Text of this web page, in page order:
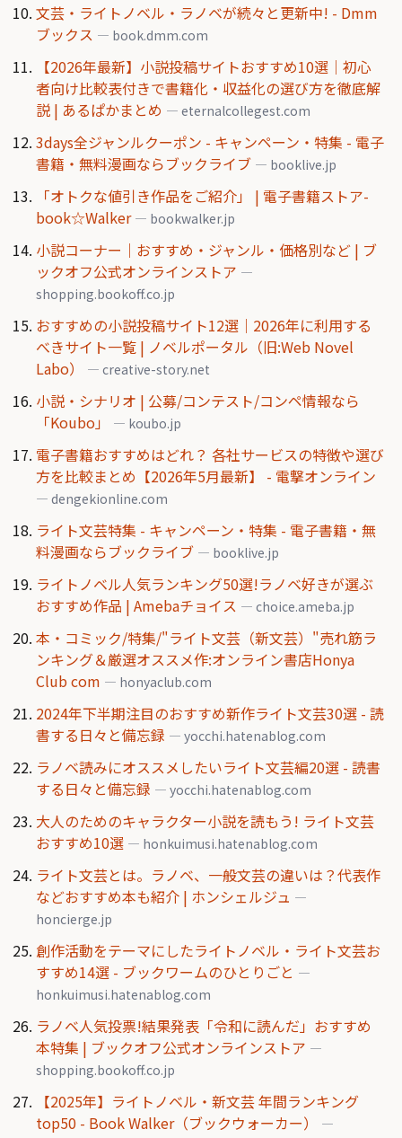
文芸・ライトノベル・ラノベが続々と更新中! - Dmm
ブックス — book.dmm.com
【2026年最新】小説投稿サイトおすすめ10選｜初心
者向け比較表付きで書籍化・収益化の選び方を徹底解
説 | あるぱかまとめ — eternalcollegest.com
3days全ジャンルクーポン - キャンペーン・特集 - 電子
書籍・無料漫画ならブックライブ — booklive.jp
「オトクな値引き作品をご紹介」 | 電子書籍ストア-
book☆Walker — bookwalker.jp
小説コーナー｜おすすめ・ジャンル・価格別など | ブ
ックオフ公式オンラインストア —
shopping.bookoff.co.jp
おすすめの小説投稿サイト12選｜2026年に利用する
べきサイト一覧 | ノベルポータル（旧:Web Novel
Labo）
— creative-story.net
小説・シナリオ | 公募/コンテスト/コンペ情報なら
「Koubo」
— koubo.jp
電子書籍おすすめはどれ？ 各社サービスの特徴や選び
方を比較まとめ【2026年5月最新】 - 電撃オンライン
— dengekionline.com
ライト文芸特集 - キャンペーン・特集 - 電子書籍・無
料漫画ならブックライブ — booklive.jp
ライトノベル人気ランキング50選!ラノベ好きが選ぶ
おすすめ作品 | Amebaチョイス — choice.ameba.jp
本・コミック/特集/"ライト文芸（新文芸）"売れ筋ラ
ンキング＆厳選オススメ作:オンライン書店Honya
Club com — honyaclub.com
2024年下半期注目のおすすめ新作ライト文芸30選 - 読
書する日々と備忘録 — yocchi.hatenablog.com
ラノベ読みにオススメしたいライト文芸編20選 - 読書
する日々と備忘録 — yocchi.hatenablog.com
大人のためのキャラクター小説を読もう! ライト文芸
おすすめ10選 — honkuimusi.hatenablog.com
ライト文芸とは。ラノベ、一般文芸の違いは？代表作
などおすすめ本も紹介 | ホンシェルジュ —
honcierge.jp
創作活動をテーマにしたライトノベル・ライト文芸お
すすめ14選 - ブックワームのひとりごと —
honkuimusi.hatenablog.com
ラノベ人気投票!結果発表「令和に読んだ」おすすめ
本特集 | ブックオフ公式オンラインストア —
shopping.bookoff.co.jp
【2025年】ライトノベル・新文芸 年間ランキング
top50 - Book Walker（ブックウォーカー）
—